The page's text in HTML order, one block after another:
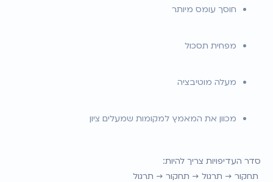
חוסך עומס מיותר
מפחית תסכול
מעלה מוטיבציה
מכוון את המאמץ למקומות שמעלים ציון
סדר העדיפויות צריך להיות: